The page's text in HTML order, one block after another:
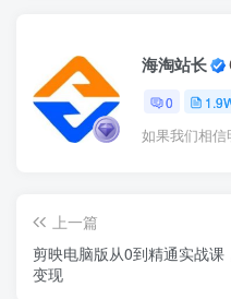
海淘站长
0
如果我们相
上一篇
剪映电脑版从0到精通实战
变现